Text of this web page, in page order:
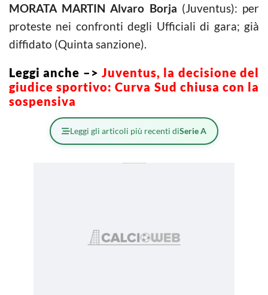
MORATA MARTIN Alvaro Borja (Juventus): per
proteste nei confronti degli Ufficiali di gara; già
diffidato (Quinta sanzione).
Leggi anche –> Juventus, la decisione del
giudice sportivo: Curva Sud chiusa con la
sospensiva
Leggi gli articoli più recenti diSerie A